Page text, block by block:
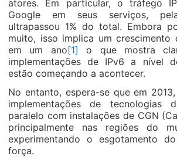
atores. Em particular, o tráfego
Google em seus serviços,
ultrapassou 1% do total. Embora
muito, isso implica um crescimento
em um ano[1] o que mostra
implementações de IPv6 a nível
estão começando a acontecer.
No entanto, espera-se que em
implementações de tecnologias
paralelo com instalações de CGN
principalmente nas regiões do
experimentando o esgotamento
força.